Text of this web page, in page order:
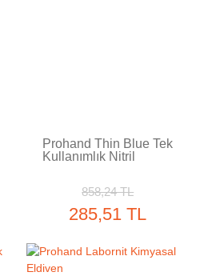
Prohand Thin Blue Tek
Kullanımlık Nitril
858,24 TL
285,51 TL